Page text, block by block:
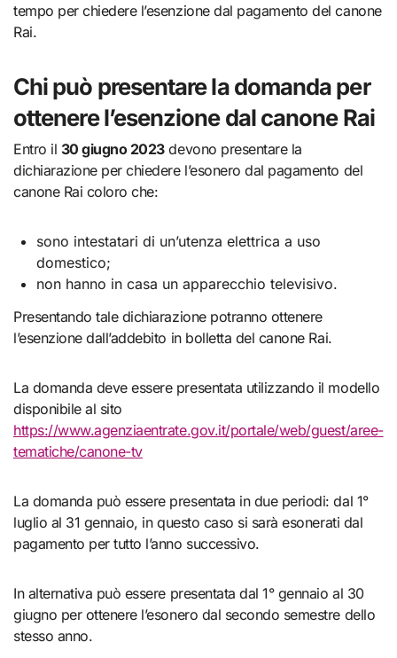
tempo per chiedere l’esenzione dal pagamento del canone
Rai.
Chi può presentare la domanda per
ottenere l’esenzione dal canone Rai
Entro il 30 giugno 2023devono presentare la
dichiarazione per chiedere l’esonero dal pagamento del
canone Rai coloro che:
sono intestatari di un’utenza elettrica a uso
domestico;
non hanno in casa un apparecchio televisivo.
Presentando tale dichiarazione potranno ottenere
l’esenzione dall’addebito in bolletta del canone Rai.
La domanda deve essere presentata utilizzando il modello
disponibile al sito
https://www.agenziaentrate.gov.it/portale/web/guest/aree-
tematiche/canone-tv
La domanda può essere presentata in due periodi: dal 1°
luglio al 31 gennaio, in questo caso si sarà esonerati dal
pagamento per tutto l’anno successivo.
In alternativa può essere presentata dal 1° gennaio al 30
giugno per ottenere l’esonero dal secondo semestre dello
stesso anno.